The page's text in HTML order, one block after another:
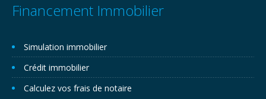
Financement Immobilier
Simulation immobilier
Crédit immobilier
Calculez vos frais de notaire